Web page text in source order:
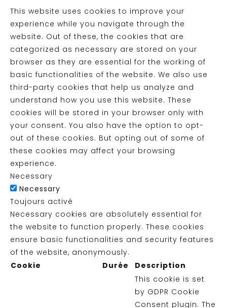
This website uses cookies to improve your
experience while you navigate through the
website. Out of these, the cookies that are
categorized as necessary are stored on your
browser as they are essential for the working of
basic functionalities of the website. We also use
third-party cookies that help us analyze and
understand how you use this website. These
cookies will be stored in your browser only with
your consent. You also have the option to opt-
out of these cookies. But opting out of some of
these cookies may affect your browsing
experience.
Necessary
Necessary
Toujours activé
Necessary cookies are absolutely essential for
the website to function properly. These cookies
ensure basic functionalities and security features
of the website, anonymously.
Cookie
Durée Description
This cookie is set
by GDPR Cookie
Consent plugin. The